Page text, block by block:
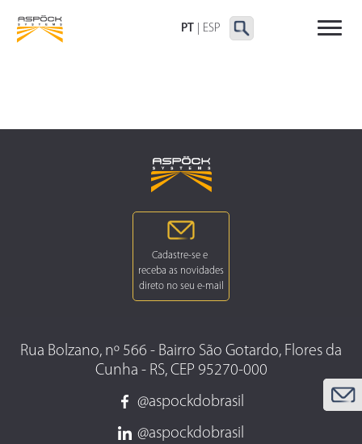
PT ESP
DELIMITADORAS E
LATERAIS
Rua Bolzano, nº 566 - Bairro São Gotardo, Flores da
Cunha - RS, CEP 95270-000
@aspockdobrasil
@aspockdobrasil